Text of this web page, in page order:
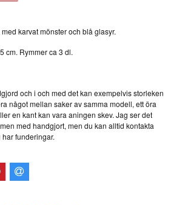
karvat mönster och blå glasyr.
cm. Rymmer ca 3 dl.
och i och med det kan exempelvis storleken
något mellan saker av samma modell, ett öra
en kant kan vara aningen skev. Jag ser det
med handgjort, men du kan alltid kontakta
funderingar.